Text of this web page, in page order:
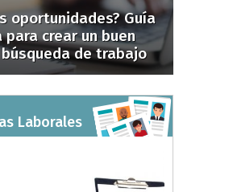
oportunidades? Guía
para crear un buen
de trabajo
Laborales